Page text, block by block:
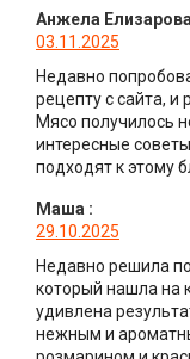
Анжела Елизарова
03.11.2025
Недавно
рецепту с сайта,
Мясо получилось
интересные
подходят к этому
Маша :
29.10.2025
Недавно решила
который нашла на
удивлена
нежным и